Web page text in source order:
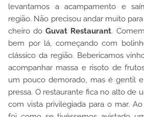
levantamos a acampamento e
região. Não precisou andar muito
cheiro doGuvat Restaurant.
bem por lá, começando com
clássico da região. Bebericamos
acompanhar massa e risoto de
um pouco demorado, mas é gentil
pressa. O restaurante fica no alto de
com vista privilegiada para o mar.